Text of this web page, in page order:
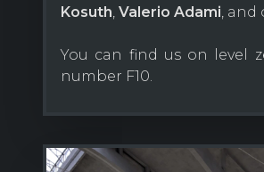
Kosuth, Valerio Adami, and
You can find us on level
number F10.